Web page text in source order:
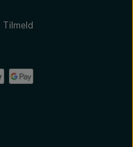
Tilmeld